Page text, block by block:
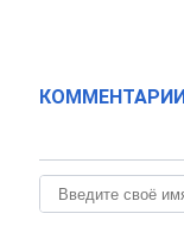
КОММЕНТАРИИ